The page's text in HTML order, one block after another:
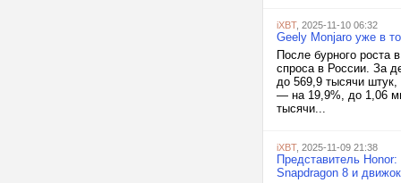
iXBT, 2025-11-10 06:32
Geely Monjaro уже в
После бурного роста
спроса в России. За
до 569,9 тысячи
— на 19,9%, до 1,06
тысячи...
iXBT, 2025-11-09 21:38
Представитель
Snapdragon 8 и